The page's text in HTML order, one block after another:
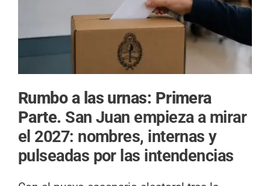
Rumbo a las urnas: Primera
Parte. San Juan empieza a mirar
el 2027: nombres, internas y
pulseadas por las intendencias